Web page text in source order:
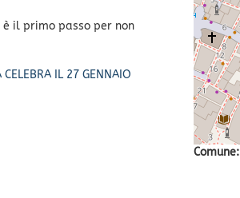
è il primo passo per non
IL 27 GENNAIO
Comune: